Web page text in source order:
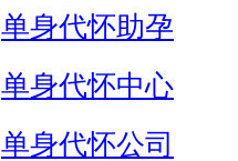
单身代怀助孕
单身代怀中心
单身代怀公司